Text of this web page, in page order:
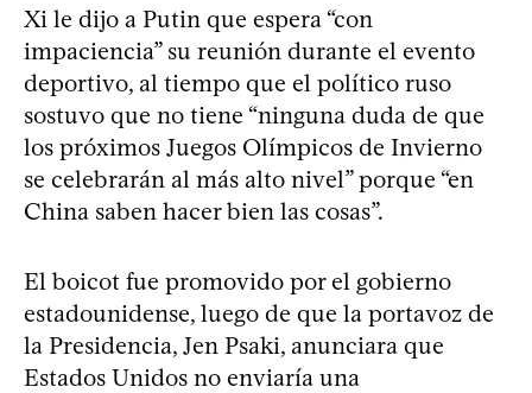
Xi le dijo a Putin que espera “con
impaciencia” su reunión durante el evento
deportivo, al tiempo que el político ruso
sostuvo que no tiene “ninguna duda de que
los próximos Juegos Olímpicos de Invierno
se celebrarán al más alto nivel” porque “en
China saben hacer bien las cosas”.
El boicot fue promovido por el gobierno
estadounidense, luego de que la portavoz de
la Presidencia, Jen Psaki, anunciara que
Estados Unidos no enviaría una